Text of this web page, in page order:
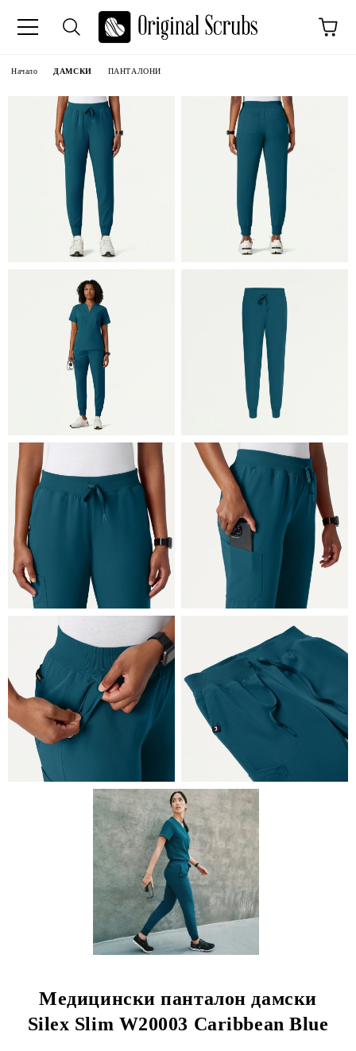
Начало ДАМСКИ ПАНТАЛОНИ
Медицински панталон дамски
Silex Slim W20003 Caribbean Blue